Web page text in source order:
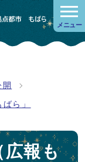
メニュー
ら」
広報も